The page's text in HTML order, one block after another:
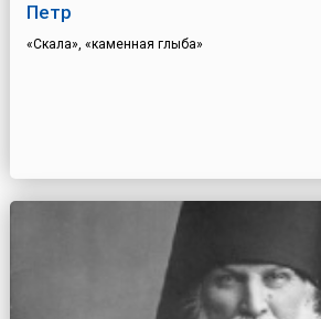
Петр
«Скала», «каменная глыба»